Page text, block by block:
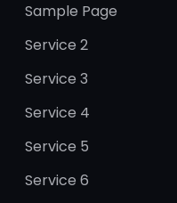
Sample Page
Service 2
Service 3
Service 4
Service 5
Service 6